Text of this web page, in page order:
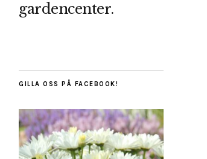
gardencenter.
GILLA OSS PÅ FACEBOOK!